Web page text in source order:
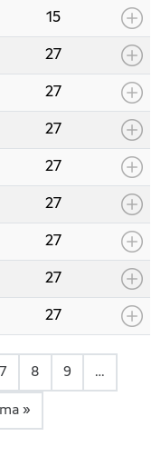
15
27
27
27
27
27
27
27
27
7 8 9 …
»Última páxina